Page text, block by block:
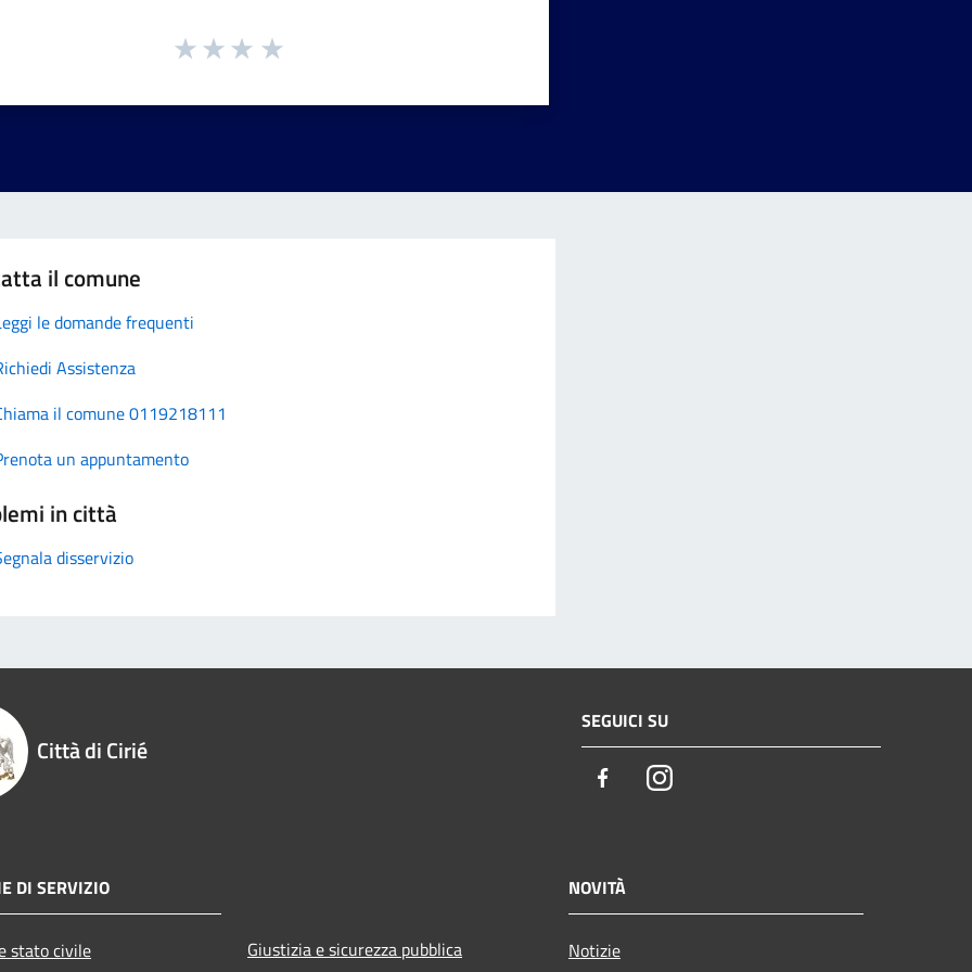
il comune
le domande frequenti
Assistenza
il comune 0119218111
un appuntamento
in città
disservizio
Città di Cirié
SEGUICI SU
FacebookInstagram
DI SERVIZIO
stato civile Giustizia e sicurezza pubblica
NOVITÀ
Notizie